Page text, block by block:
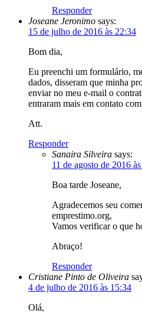
Responder
Joseane Jeronimo says:
15 de julho de 2016 às 22:34
Bom dia,
Eu preenchi um formulário,
dados, disseram que minha
enviar no meu e-mail o
entraram mais em contato
Att.
Responder
Sanaira Silveira says:
11 de agosto de 2016
Boa tarde Joseane,
Agradecemos seu
emprestimo.org,
Vamos verificar o que
Abraço!
Responder
Cristiane Pinto de Oliveira
4 de julho de 2016 às 15:34
Olá,